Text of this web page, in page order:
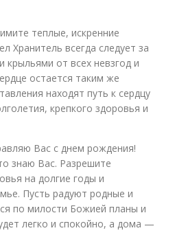
теплые, искренние
Хранитель всегда следует за
крыльями от всех невзгод и
остается таким же
находят путь к сердцу
крепкого здоровья и
Вас с днем рождения!
знаю Вас. Разрешите
на долгие годы и
Пусть радуют родные и
по милости Божией планы и
легко и спокойно, а дома —